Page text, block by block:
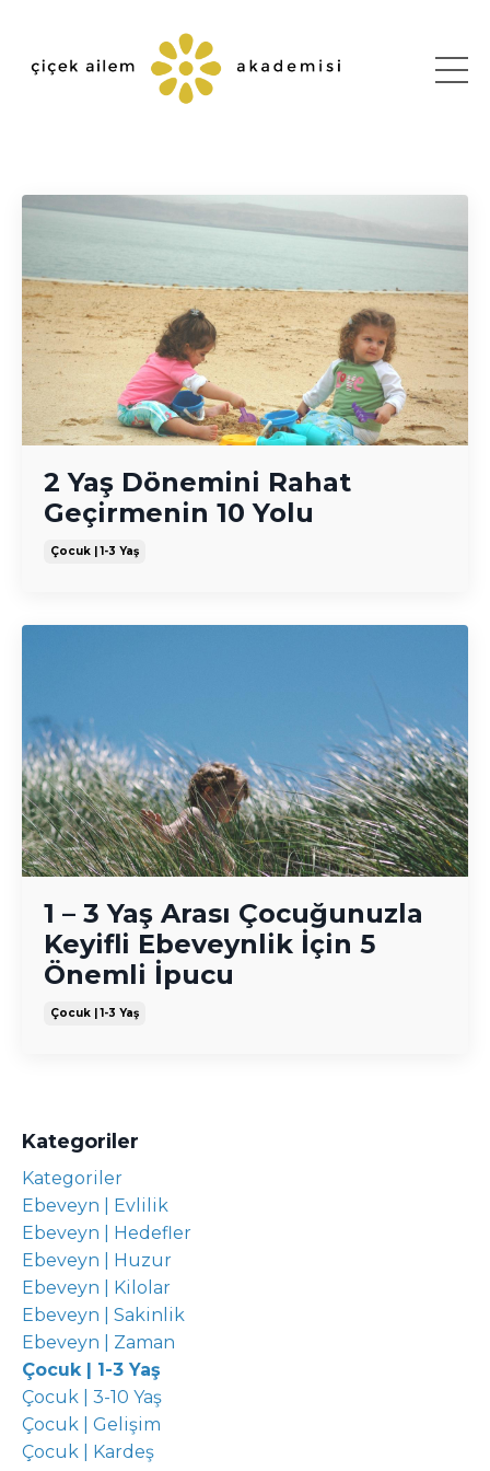
2 Yaş Dönemini Rahat
Geçirmenin 10 Yolu
Çocuk | 1-3 Yaş
1 – 3 Yaş Arası Çocuğunuzla
Keyifli Ebeveynlik İçin 5
Önemli İpucu
Çocuk | 1-3 Yaş
Kategoriler
Kategoriler
Ebeveyn | Evlilik
Ebeveyn | Hedefler
Ebeveyn | Huzur
Ebeveyn | Kilolar
Ebeveyn | Sakinlik
Ebeveyn | Zaman
Çocuk | 1-3 Yaş
Çocuk | 3-10 Yaş
Çocuk | Gelişim
Çocuk | Kardeş